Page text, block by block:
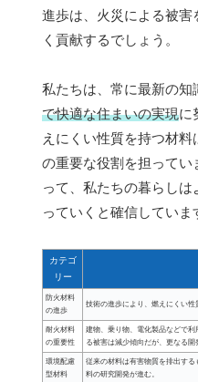
進歩は、火災による被害
く貢献するでしょう。
私たちは、常に最新の知
で快適な住まいの実現に
えにくい性質を持つ材
の重要な役割を担ってい
って、私たちの暮らし
っていくと確信していま
カテゴ
リー
防火材料
の進歩
技術の進歩により、燃えにくい性
耐火材料
の重要性
建物、乗り物、電化製品などで利
る被害は減少傾向だが、更なる開
環境配慮
型材料
従来の材料は有害物質を排出す
料の研究開発が進む。